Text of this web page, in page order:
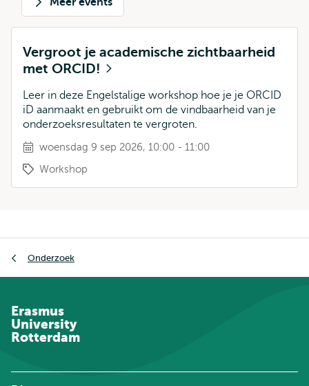
Vergroot je academische zichtbaarheid
met ORCID!
Leer in deze Engelstalige workshop hoe je je ORCID
iD aanmaakt en gebruikt om de vindbaarheid van je
onderzoeksresultaten te vergroten.
woensdag 9 sep 2026, 10:00 - 11:00
Workshop
Onderzoek
Erasmus
University
Rotterdam